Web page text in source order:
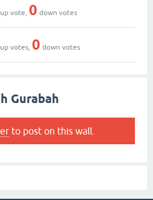
up vote, 0 down votes
up votes, 0 down votes
Gurabah
to post on this wall.